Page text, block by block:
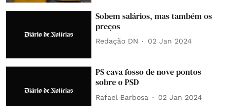
Sobem salários, mas também os
preços
Redação DN 02 Jan 2024
PS cava fosso de nove pontos
sobre o PSD
Rafael Barbosa 02 Jan 2024